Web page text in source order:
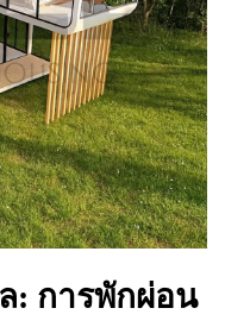
: การพักผ่อน